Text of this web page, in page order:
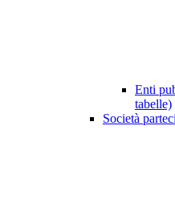
Enti
tabelle)
Società